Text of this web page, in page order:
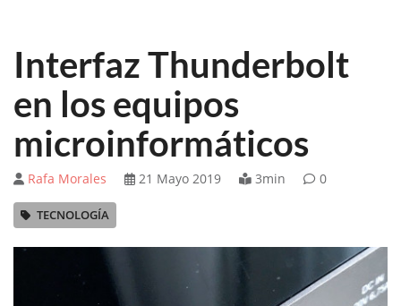
Interfaz Thunderbolt
en los equipos
microinformáticos
Rafa Morales 21 Mayo 2019 3min 0
TECNOLOGÍA